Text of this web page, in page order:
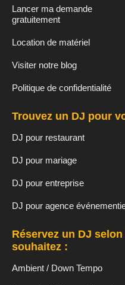
Lancer ma demande
gratuitement
Location de matériel
Visiter notre blog
Politique de confidentialité
Trouvez un DJ pour
DJ pour restaurant
DJ pour mariage
DJ pour entreprise
DJ pour agence
Réservez un DJ
souhaitez :
Ambient / Down Tempo